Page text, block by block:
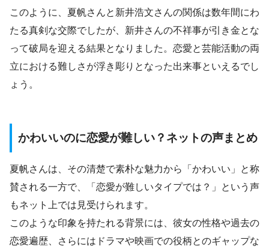
このように、夏帆さんと新井浩文さんの関係は数年間にわ
たる真剣な交際でしたが、新井さんの不祥事が引き金とな
って破局を迎える結果となりました。恋愛と芸能活動の両
立における難しさが浮き彫りとなった出来事といえるでし
ょう。
かわいいのに恋愛が難しい？ネットの声まとめ
夏帆さんは、その清楚で素朴な魅力から「かわいい」と称
賛される一方で、「恋愛が難しいタイプでは？」という声
もネット上では見受けられます。
このような印象を持たれる背景には、彼女の性格や過去の
恋愛遍歴、さらにはドラマや映画での役柄とのギャップな